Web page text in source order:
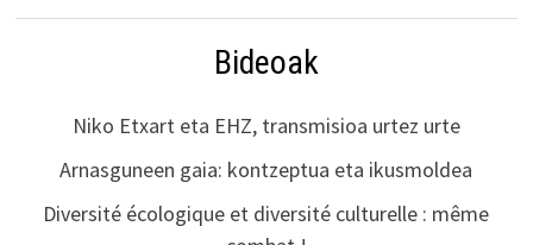
Bideoak
Niko Etxart eta EHZ, transmisioa urtez urte
Arnasguneen gaia: kontzeptua eta ikusmoldea
Diversité écologique et diversité culturelle : même